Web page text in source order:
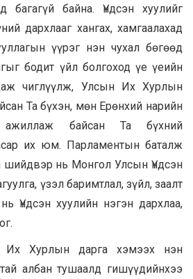
багагүй байна. Үндсэн хуулийг
дархлааг хангах, хамгаалахад
үүрэг нэн чухал бөгөөд
бодит үйл болгоход үе үеийн
чиглүүлж, Улсын Их Хурлын
Та бүхэн, мөн Ерөнхий нарийн
ажиллаж байсан Та бүхний
их юм. Парламентын баталж
шийдвэр нь Монгол Улсын Үндсэн
үзэл баримтлал, зүйл, заалт
Үндсэн хуулийн нэгэн дархлаа,
Хурлын дарга хэмээх нэн
албан тушаалд гишүүдийнхээ